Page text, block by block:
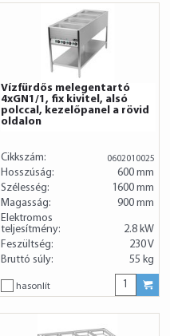
Vízfürdős melegentartó
4xGN1/1, fix kivitel, alsó
polccal, kezelőpanel a rövid
oldalon
Cikkszám: 0602010025
Hosszúság:
600 mm
Szélesség:
1600 mm
Magasság:
900 mm
Elektromos
teljesítmény:
2.8 kW
Feszültség:
230 V
Bruttó súly:
55 kg
hasonlít